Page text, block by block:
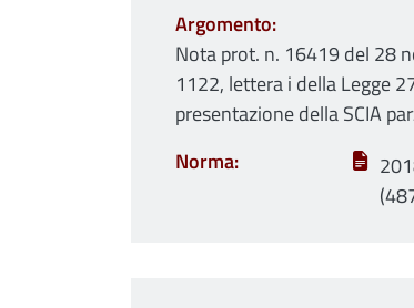
Argomento
Nota prot. n. 16419 del 28
1122, lettera i della Legge
presentazione della SCIA
Norma